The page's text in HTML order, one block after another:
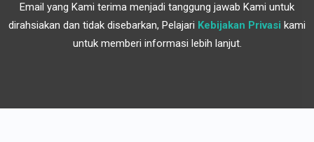
Email yang Kami terima menjadi tanggung jawab Kami untuk
dirahsiakan dan tidak disebarkan, Pelajari Kebijakan Privasi kami
untuk memberi informasi lebih lanjut.